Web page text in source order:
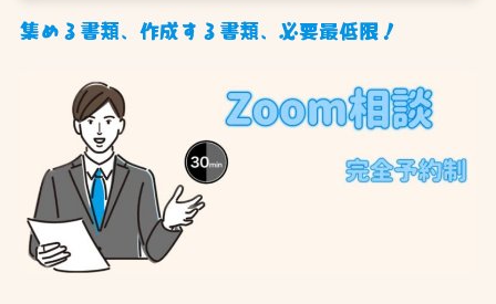
集める書類、作成する書類、必要最低限！